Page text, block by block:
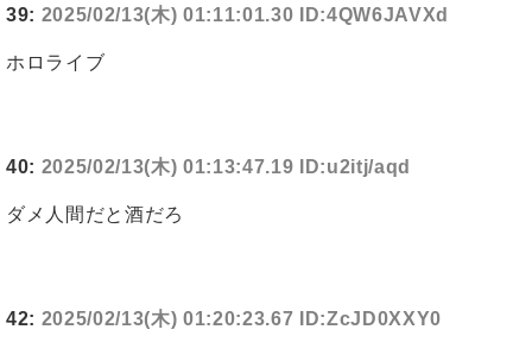
39: 2025/02/13(木) 01:11:01.30 ID:4QW6JAVXd
ホロライブ
40: 2025/02/13(木) 01:13:47.19 ID:u2itj/aqd
ダメ人間だと酒だろ
42: 2025/02/13(木) 01:20:23.67 ID:ZcJD0XXY0